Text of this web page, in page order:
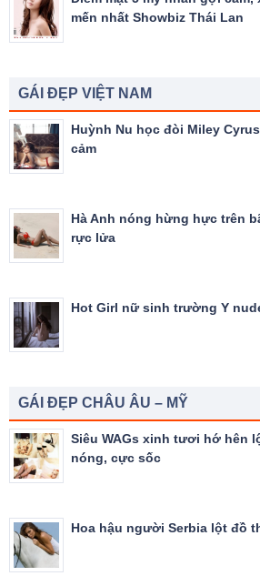
mến nhất Showbiz Thái Lan
GÁI ĐẸP VIỆT NAM
Huỳnh Nu học đòi Miley
cảm
Hà Anh nóng hừng hực trên
rực lửa
Hot Girl nữ sinh trường Y
GÁI ĐẸP CHÂU ÂU – MỸ
Siêu WAGs xinh tươi hớ hên
nóng, cực sốc
Hoa hậu người Serbia lột đồ